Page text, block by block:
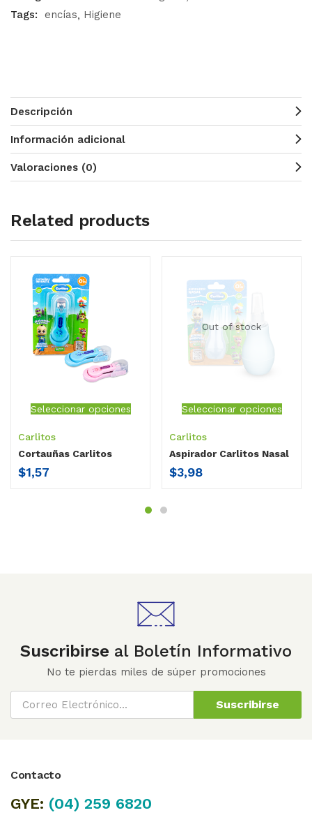
Tags:
encías Higiene
Descripción
Información adicional
Valoraciones (0)
Related products
Seleccionar opciones
Carlitos
Cortauñas Carlitos
$1,57
Out of stock
Seleccionar opciones
Carlitos
Aspirador Carlitos Nasal
$3,98
Suscribirse al Boletín Informativo
No te pierdas miles de súper promociones
Suscribirse
Contacto
GYE: (04) 259 6820